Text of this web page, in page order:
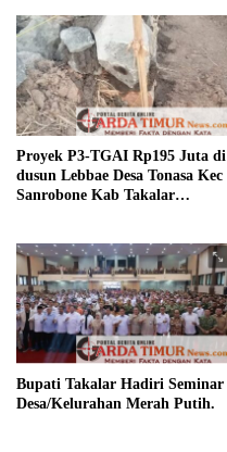
Proyek P3-TGAI Rp195 Juta di
dusun Lebbae Desa Tonasa Kec
Sanrobone Kab Takalar
Bupati Takalar Hadiri Seminar
Desa/Kelurahan Merah Putih.